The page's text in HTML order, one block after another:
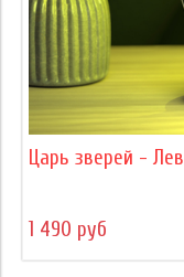
Царь зверей - Лев
1 490 руб